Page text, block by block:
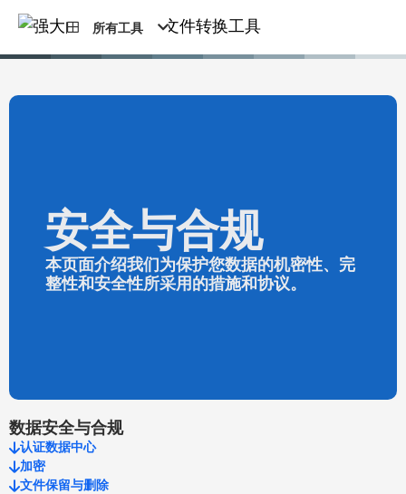
所有工具
安全与合规
本页面介绍我们为保护您数据的机密性、完
整性和安全性所采用的措施和协议。
数据安全与合规
认证数据中心
加密
文件保留与删除